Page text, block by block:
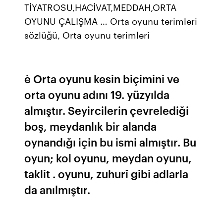
TİYATROSU,HACİVAT,MEDDAH,ORTA
OYUNU ÇALIŞMA … Orta oyunu terimleri
sözlüğü, Orta oyunu terimleri
è Orta oyunu kesin biçimini ve
orta oyunu adını 19. yüzyılda
almıştır. Seyircilerin çevrelediği
boş, meydanlık bir alanda
oynandığı için bu ismi almıştır. Bu
oyun; kol oyunu, meydan oyunu,
taklit . oyunu, zuhurî gibi adlarla
da anılmıştır.